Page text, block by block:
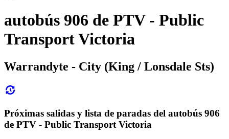
autobús 906 de PTV - Public
Transport Victoria
Warrandyte - City (King / Lonsdale Sts)
Próximas salidas y lista de paradas del autobús 906
de PTV - Public Transport Victoria